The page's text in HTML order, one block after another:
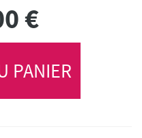
€
PANIER